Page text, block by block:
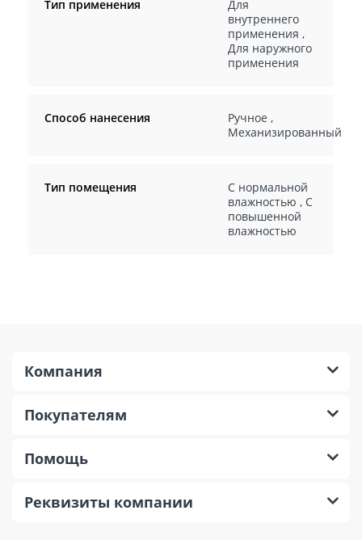
Тип применения
Для
внутреннего
применения ,
Для наружного
применения
Способ нанесения Ручное ,
Механизированный
Тип помещения
С нормальной
влажностью , С
повышенной
влажностью
Компания
Покупателям
Помощь
Реквизиты компании